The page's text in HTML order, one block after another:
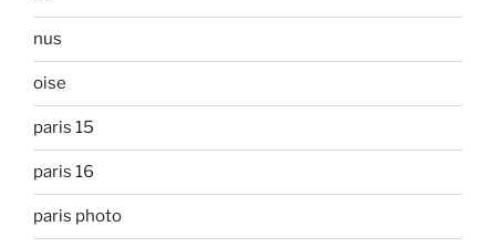
nus
oise
paris 15
paris 16
paris photo